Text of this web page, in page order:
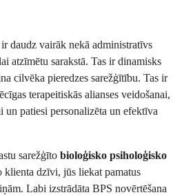
ir daudz vairāk nekā administratīvs
atzīmētu sarakstā. Tas ir dinamisks
cilvēka pieredzes sarežģītību. Tas ir
terapeitiskās alianses veidošanai,
un patiesi personalizēta un efektīva
sarežģīto bioloģisko psiholoģisko
klienta dzīvi, jūs liekat pamatus
Labi izstrādāta BPS novērtēšana